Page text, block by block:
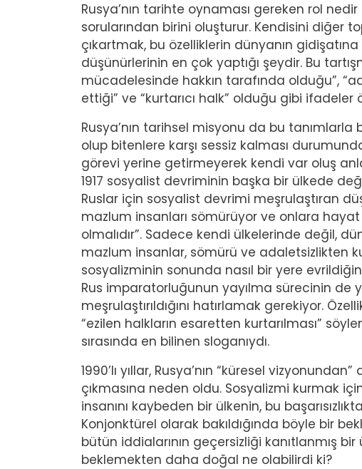
Rusya’nın tarihte oynaması gereken rol
sorularından birini oluşturur. Kendisini diğer
çıkartmak, bu özelliklerin dünyanın
düşünürlerinin en çok yaptığı şeydir. Bu
mücadelesinde hakkın tarafında olduğu”,
ettiği” ve “kurtarıcı halk” olduğu gibi ifadeler
Rusya’nın tarihsel misyonu da bu
olup bitenlere karşı sessiz kalması
görevi yerine getirmeyerek kendi var oluş
1917 sosyalist devriminin başka bir ülkede
Ruslar için sosyalist devrimi meşrulaştıran
mazlum insanları sömürüyor ve onlara hayat
olmalıdır”. Sadece kendi ülkelerinde değil,
mazlum insanlar, sömürü ve adaletsizlikten
sosyalizminin sonunda nasıl bir yere
Rus imparatorluğunun yayılma sürecinin de
meşrulaştırıldığını hatırlamak gerekiyor.
“ezilen halkların esaretten kurtarılması”
sırasında en bilinen sloganıydı.
1990’lı yıllar, Rusya’nın “küresel
çıkmasına neden oldu. Sosyalizmi kurmak
insanını kaybeden bir ülkenin, bu
Konjonktürel olarak bakıldığında böyle bir
bütün iddialarının geçersizliği kanıtlanmış
beklemekten daha doğal ne olabilirdi ki?